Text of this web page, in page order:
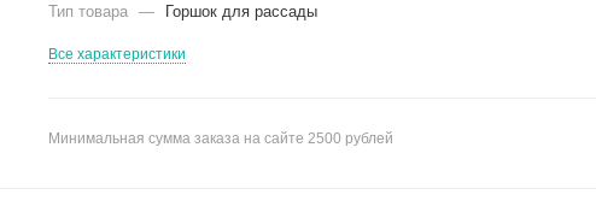
Тип товара — Горшок для рассады
Все характеристики
Минимальная сумма заказа на сайте 2500 рублей